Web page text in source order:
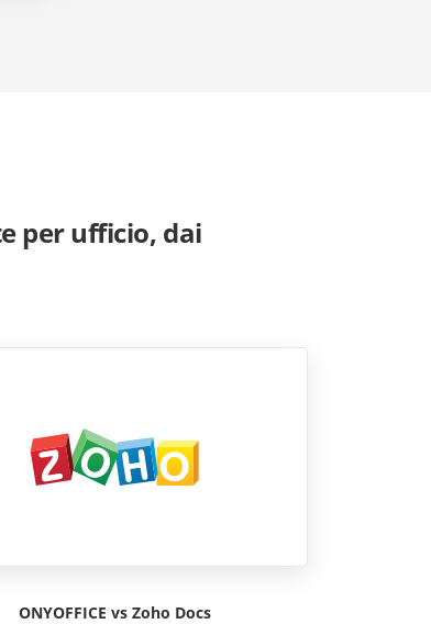
per ufficio, dai
ONYOFFICE vs Zoho Docs